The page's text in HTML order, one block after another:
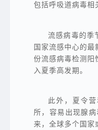
包括呼吸道病毒相
流感病毒的季
国家流感中心的
份流感病毒检测阳
入夏季高发期。
此外，夏令
所，容易出现腺
来，全球多个国家